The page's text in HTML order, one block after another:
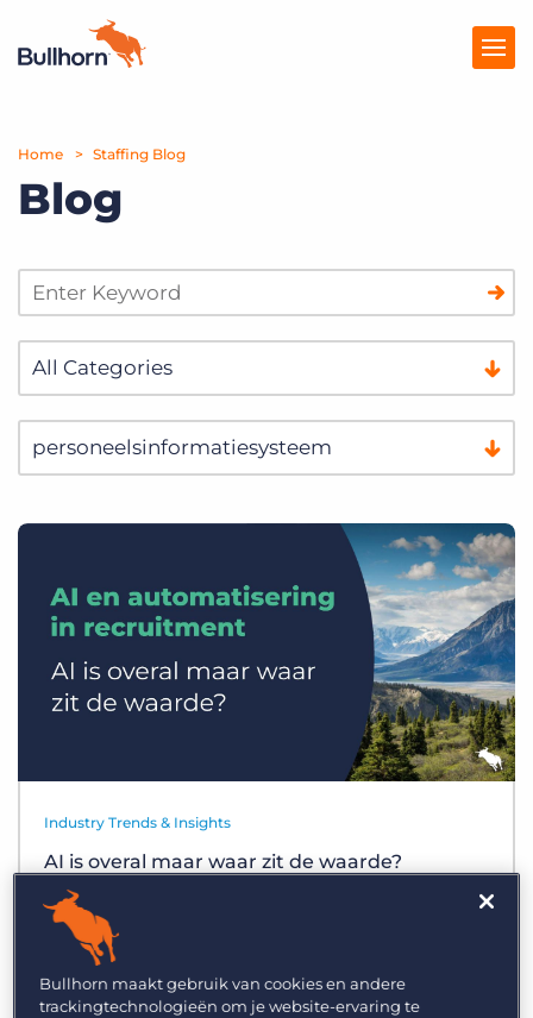
Producten
Prijzen
Marketplace
Over Ons
Inloggen
Home Staffing Blog
Blog
Industry Trends & Insights
AI is overal maar waar zit de waarde?
Bullhorn maakt gebruik van cookies en andere
trackingtechnologieën om je website-ervaring te